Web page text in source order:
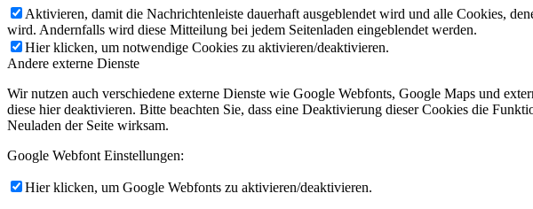
Aktivieren, damit die Nachrichtenleiste dauerhaft ausgeblendet wird und alle Cookies,
wird. Andernfalls wird diese Mitteilung bei jedem Seitenladen eingeblendet werden.
Hier klicken, um notwendige Cookies zu aktivieren/deaktivieren.
Andere externe Dienste
Wir nutzen auch verschiedene externe Dienste wie Google Webfonts, Google Maps und
diese hier deaktivieren. Bitte beachten Sie, dass eine Deaktivierung dieser Cookies die
Neuladen der Seite wirksam.
Google Webfont Einstellungen:
Hier klicken, um Google Webfonts zu aktivieren/deaktivieren.